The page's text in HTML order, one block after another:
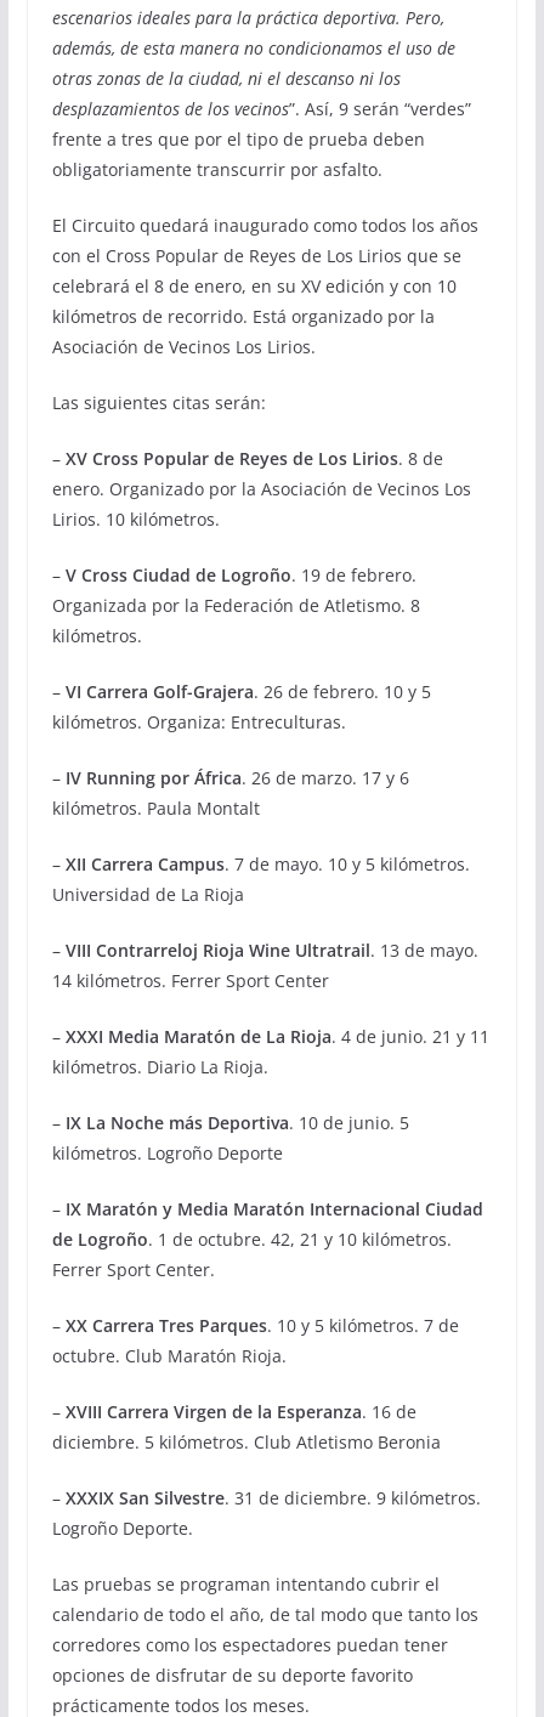
escenarios ideales para la práctica deportiva. Pero,
además, de esta manera no condicionamos el uso de
otras zonas de la ciudad, ni el descanso ni los
desplazamientos de los vecinos”. Así, 9 serán “verdes”
frente a tres que por el tipo de prueba deben
obligatoriamente transcurrir por asfalto.
El Circuito quedará inaugurado como todos los años
con el Cross Popular de Reyes de Los Lirios que se
celebrará el 8 de enero, en su XV edición y con 10
kilómetros de recorrido. Está organizado por la
Asociación de Vecinos Los Lirios.
Las siguientes citas serán:
– XV Cross Popular de Reyes de Los Lirios. 8 de
enero. Organizado por la Asociación de Vecinos Los
Lirios. 10 kilómetros.
– V Cross Ciudad de Logroño. 19 de febrero.
Organizada por la Federación de Atletismo. 8
kilómetros.
– VI Carrera Golf-Grajera. 26 de febrero. 10 y 5
kilómetros. Organiza: Entreculturas.
– IV Running por África. 26 de marzo. 17 y 6
kilómetros. Paula Montalt
– XII Carrera Campus. 7 de mayo. 10 y 5 kilómetros.
Universidad de La Rioja
– VIII Contrarreloj Rioja Wine Ultratrail. 13 de mayo.
14 kilómetros. Ferrer Sport Center
– XXXI Media Maratón de La Rioja. 4 de junio. 21 y 11
kilómetros. Diario La Rioja.
– IX La Noche más Deportiva. 10 de junio. 5
kilómetros. Logroño Deporte
– IX Maratón y Media Maratón Internacional Ciudad
de Logroño. 1 de octubre. 42, 21 y 10 kilómetros.
Ferrer Sport Center.
– XX Carrera Tres Parques. 10 y 5 kilómetros. 7 de
octubre. Club Maratón Rioja.
– XVIII Carrera Virgen de la Esperanza. 16 de
diciembre. 5 kilómetros. Club Atletismo Beronia
– XXXIX San Silvestre. 31 de diciembre. 9 kilómetros.
Logroño Deporte.
Las pruebas se programan intentando cubrir el
calendario de todo el año, de tal modo que tanto los
corredores como los espectadores puedan tener
opciones de disfrutar de su deporte favorito
prácticamente todos los meses.